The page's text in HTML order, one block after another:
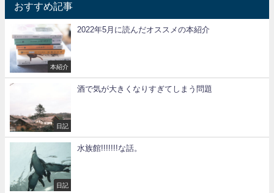
おすすめ記事
本紹介
2022年5月に読んだオススメの本紹介
日記
酒で気が大きくなりすぎてしまう問題
日記
水族館!!!!!!!な話。